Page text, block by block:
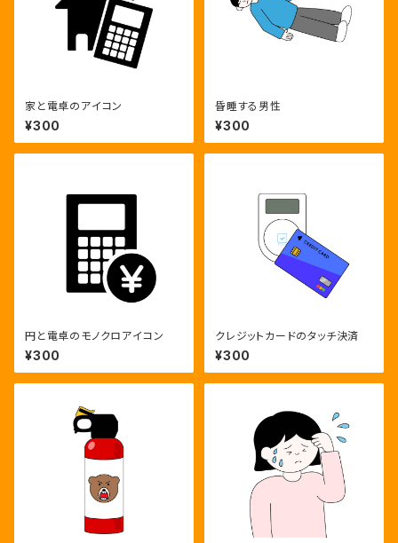
家と電卓のアイコン
¥300
昏睡する男性
¥300
円と電卓のモノクロアイコン
¥300
クレジットカードのタッチ決済
¥300